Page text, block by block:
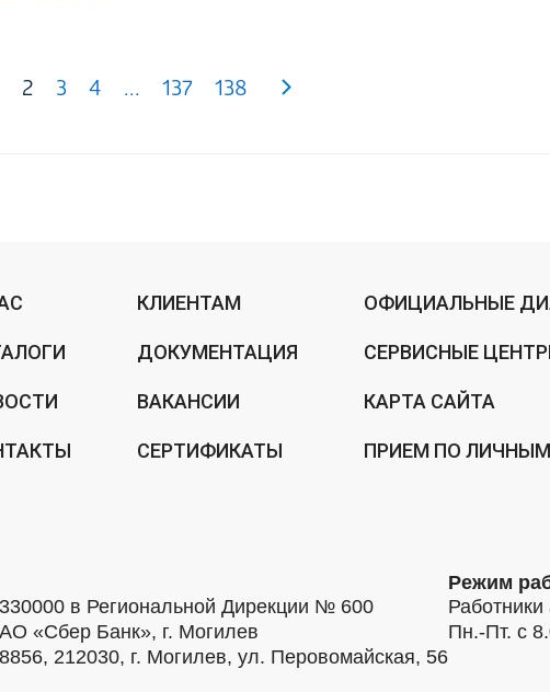
2 3 4 ... 137 138
КЛИЕНТАМ
ДОКУМЕНТАЦИЯ
ВАКАНСИИ
СЕРТИФИКАТЫ
ОФИЦИАЛЬНЫЕ
СЕРВИСНЫЕ
КАРТА САЙТА
ПРИЕМ ПО
в Региональной Дирекции № 600
«Сбер Банк», г. Могилев
212030, г. Могилев, ул. Перовомайская, 56
Режим
Работники
Пн.-Пт. с